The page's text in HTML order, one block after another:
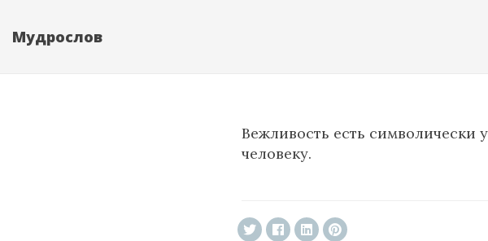
Мудрослов
Вежливость есть символически
человеку.